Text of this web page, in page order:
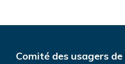
Comité des usagers